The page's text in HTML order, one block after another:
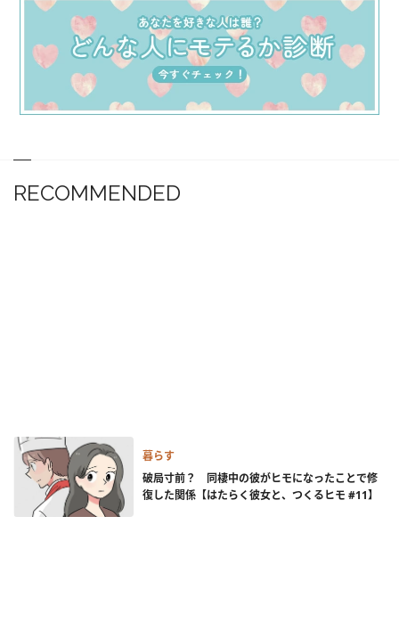
RECOMMENDED
暮らす
破局寸前？ 同棲中の彼がヒモになったことで修
復した関係【はたらく彼女と、つくるヒモ #11】